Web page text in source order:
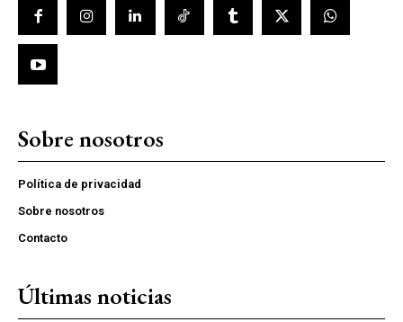
Sobre nosotros
Política de privacidad
Sobre nosotros
Contacto
Últimas noticias